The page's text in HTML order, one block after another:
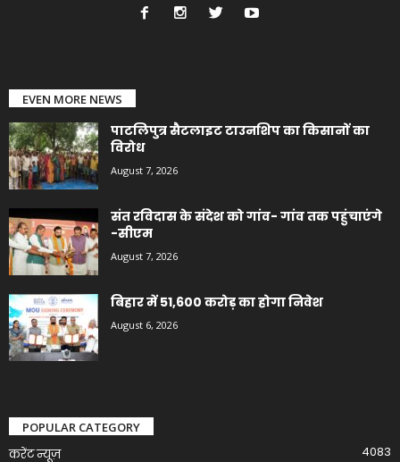
EVEN MORE NEWS
पाटलिपुत्र सैटलाइट टाउनशिप का किसानों का
विरोध
August 7, 2026
संत रविदास के संदेश को गांव- गांव तक पहुंचाएंगे
-सीएम
August 7, 2026
बिहार में 51,600 करोड़ का होगा निवेश
August 6, 2026
POPULAR CATEGORY
करेंट न्यूज़ 4083